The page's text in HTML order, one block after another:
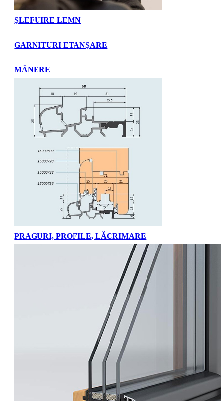
ŞLEFUIRE LEMN
GARNITURI ETANŞARE
MÂNERE
PRAGURI, PROFILE, LĂCRIMARE